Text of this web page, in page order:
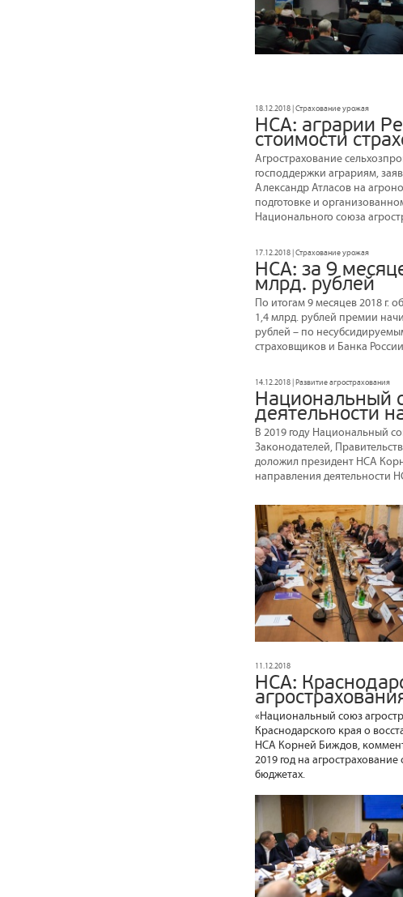
18.12.2018 | Страхование урожая
НСА: аграрии
стоимости
Агрострахование
господдержки аграриям,
Александр Атласов на
подготовке и
Национального союза
17.12.2018 | Страхование урожая
НСА: за 9
млрд. рублей
По итогам 9 месяцев 2018 г.
1,4 млрд. рублей премии
рублей – по
страховщиков и Банка
14.12.2018 | Развитие агрострахования
Национальный
деятельности
В 2019 году Национальный
Законодателей,
доложил президент НСА
направления деятельности
11.12.2018
НСА:
«Национальный союз
Краснодарского края о
НСА Корней Биждов,
2019 год на
бюджетах.